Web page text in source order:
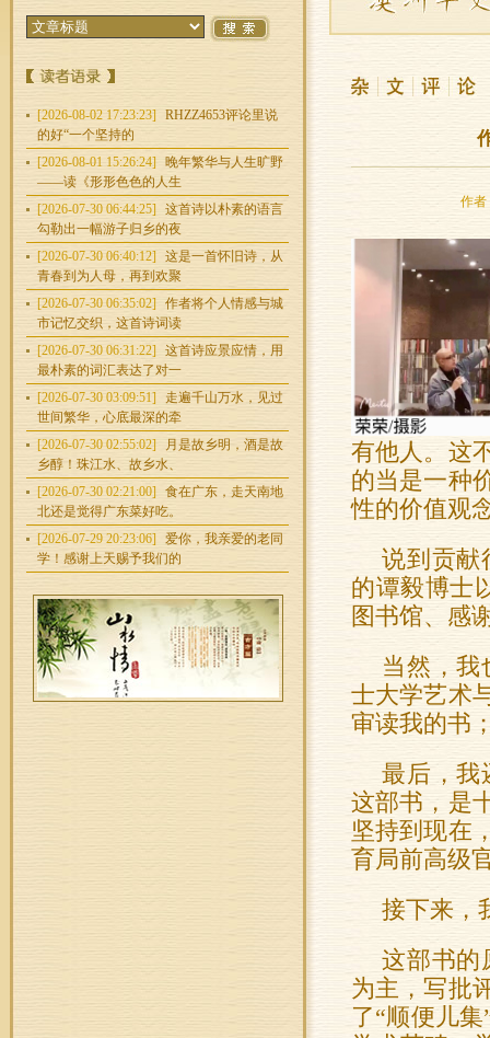
[2026-08-02 17:23:23]
RHZZ4653评论里说
的好“一个坚持的
[2026-08-01 15:26:24]
晚年繁华与人生旷野
——读《形形色色的人生
[2026-07-30 06:44:25]
这首诗以朴素的语言
勾勒出一幅游子归乡的夜
[2026-07-30 06:40:12]
这是一首怀旧诗，从
青春到为人母，再到欢聚
[2026-07-30 06:35:02]
作者将个人情感与城
市记忆交织，这首诗词读
[2026-07-30 06:31:22]
这首诗应景应情，用
最朴素的词汇表达了对一
[2026-07-30 03:09:51]
走遍千山万水，见过
世间繁华，心底最深的牵
[2026-07-30 02:55:02]
月是故乡明，酒是故
乡醇！珠江水、故乡水、
[2026-07-30 02:21:00]
食在广东，走天南地
北还是觉得广东菜好吃。
[2026-07-29 20:23:06]
爱你，我亲爱的老同
学！感谢上天赐予我们的
作者
有他人。这
的当是一种
性的价值观
说到贡献
的谭毅博士
图书馆、感
当然，我
士大学艺术
审读我的书
最后，我
这部书，是
坚持到现在
育局前高级
接下来，
这部书的
为主，写批
了“顺便儿